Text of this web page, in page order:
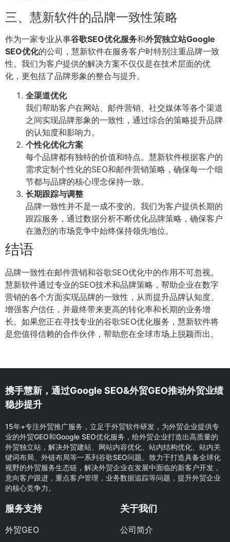
三、慧新软件的品牌一致性策略
作为一家专业从事谷歌SEO优化服务和外贸独立站Google
SEO优化的公司，慧新软件在服务客户时特别注重品牌一致
性。我们为客户提供的解决方案不仅仅是在技术层面的优
化，更包括了品牌形象的整合与提升。
全渠道优化
我们帮助客户在网站、邮件营销、社交媒体等各个渠道
之间实现品牌形象的一致性，通过综合的策略提升品牌
的认知度和影响力。
个性化优化方案
每个品牌都有独特的价值和特点。慧新软件根据客户的
需求定制个性化的SEO和邮件营销策略，确保每一个细
节都与品牌的核心理念保持一致。
长期跟踪与调整
品牌一致性并不是一成不变的。我们为客户提供长期的
跟踪服务，通过数据分析不断优化品牌策略，确保客户
在激烈的市场竞争中始终保持领先地位。
结语
品牌一致性在邮件营销和谷歌SEO优化中的作用不可忽视。
慧新软件通过专业的SEO技术和品牌策略，帮助企业在数字
营销的各个方面实现品牌的一致性，从而提升品牌认知度、
增强客户信任，并最终带来更高的转化率和长期的业务增
长。如果您正在寻找专业的谷歌SEO优化服务，慧新软件将
是您值得信赖的合作伙伴，帮助您在全球市场上脱颖而出。
携手慧新，通过Google SEO&外贸GEO推动外贸业绩
稳步提升
15年+专注外贸推广服务，立足于外贸软件研发，为外贸企业提供专
业的外贸GEO和Google SEO优化服务，给外贸企业打造出高质量的
外贸独立站，解决外贸建站、网站内容优化、站内结构优化、站内关
键词布局、外链布局等一系列谷歌SEO问题。致力于打造具备全球化
视野的外贸服务生态链，解决外贸企业在发展中面临的新客户开发，
意向客户跟进，重点客户管理，业务数据追踪等问题，提升外贸企业
的核心竞争力。
服务支持
外贸GEO
关于我们
公司简介